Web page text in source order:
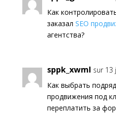
Как
заказал SEO
агентства?
sppk_xwml sur 13
Как выбрать
продвижения под
переплатить за